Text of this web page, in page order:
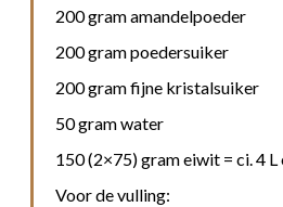
200 gram amandelpoeder
200 gram poedersuiker
200 gram fijne kristalsuiker
50 gram water
150 (2×75) gram eiwit = ci. 4
Voor de vulling: